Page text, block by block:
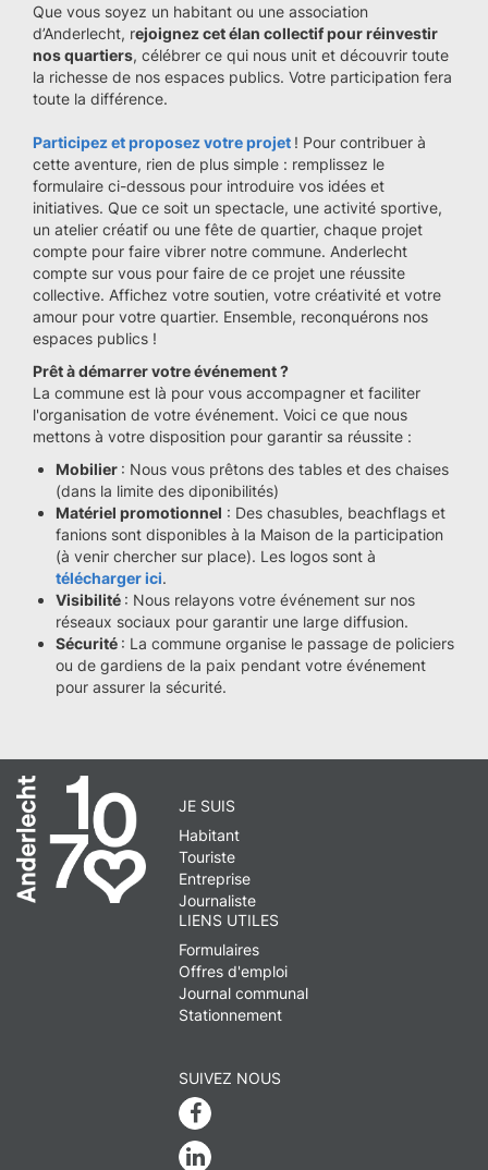
Que vous soyez un habitant ou une association
d’Anderlecht, rejoignez cet élan collectif pour réinvestir
nos quartiers, célébrer ce qui nous unit et découvrir toute
la richesse de nos espaces publics. Votre participation fera
toute la différence.
Participez et proposez votre projet ! Pour contribuer à
cette aventure, rien de plus simple : remplissez le
formulaire ci-dessous pour introduire vos idées et
initiatives. Que ce soit un spectacle, une activité sportive,
un atelier créatif ou une fête de quartier, chaque projet
compte pour faire vibrer notre commune. Anderlecht
compte sur vous pour faire de ce projet une réussite
collective. Affichez votre soutien, votre créativité et votre
amour pour votre quartier. Ensemble, reconquérons nos
espaces publics !
Prêt à démarrer votre événement ?
La commune est là pour vous accompagner et faciliter
l'organisation de votre événement. Voici ce que nous
mettons à votre disposition pour garantir sa réussite :
Mobilier : Nous vous prêtons des tables et des chaises
(dans la limite des diponibilités)
Matériel promotionnel : Des chasubles, beachflags et
fanions sont disponibles à la Maison de la participation
(à venir chercher sur place). Les logos sont à
télécharger ici.
Visibilité : Nous relayons votre événement sur nos
réseaux sociaux pour garantir une large diffusion.
Sécurité : La commune organise le passage de policiers
ou de gardiens de la paix pendant votre événement
pour assurer la sécurité.
JE SUIS
Habitant
Touriste
Entreprise
Journaliste
LIENS UTILES
Formulaires
Offres d'emploi
Journal communal
Stationnement
SUIVEZ NOUS
Facebook
Linkedin